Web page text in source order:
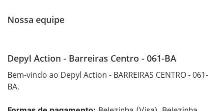
Nossa equipe
Depyl Action - Barreiras Centro - 061-BA
Bem-vindo ao Depyl Action - BARREIRAS CENTRO - 061-
BA.